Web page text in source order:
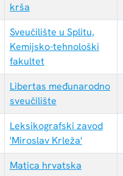
krša
Sveučilište u Splitu,
Kemijsko-tehnološki
fakultet
Libertas međunarodno
sveučilište
Leksikografski zavod
'Miroslav Krleža'
Matica hrvatska